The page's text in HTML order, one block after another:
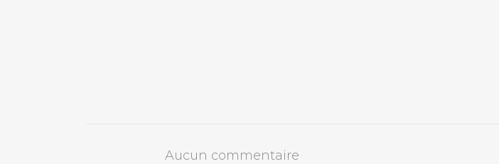
Aucun commentaire